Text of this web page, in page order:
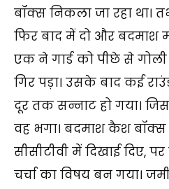
बॉक्स निकला जा रहा था।
फिर बाद में दो और बदमाश
एक ने गार्ड को पीछे से गोली
गिर पड़ा। उसके बाद कई
दूर तक सन्नाट हो गया।
वह भगा। बदमाश कैश
सीसीटीवी में दिखाई दिए,
चर्चा का विषय बन गया।